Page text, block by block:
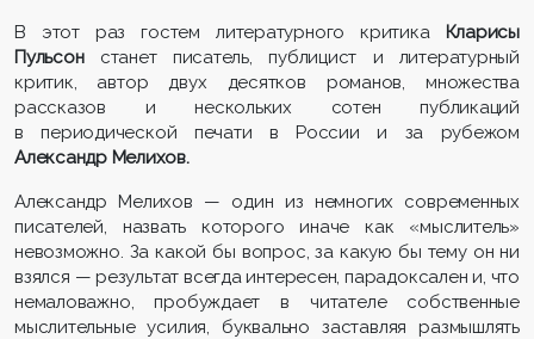
В этот раз гостем литературного критика Кларисы
Пульсонстанет писатель, публицист и литературный
критик, автор двух десятков романов, множества
рассказов и нескольких сотен публикаций
в периодической печати в России и за рубежом
Александр Мелихов.
Александр Мелихов — один из немногих современных
писателей, назвать которого иначе как «мыслитель»
невозможно. За какой бы вопрос, за какую бы тему он ни
взялся — результат всегда интересен, парадоксален и, что
немаловажно, пробуждает в читателе собственные
мыслительные усилия, буквально заставляя размышлять